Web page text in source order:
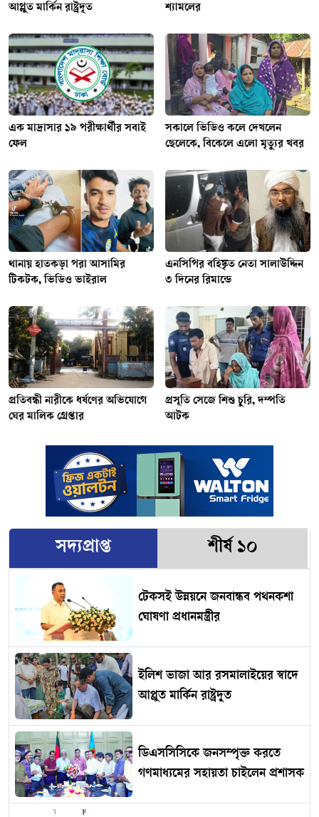
আপ্লুত মার্কিন রাষ্ট্রদূত
শ্যামলের
এক মাদ্রাসার ১৯ পরীক্ষার্থীর সবাই
ফেল
সকালে ভিডিও কলে দেখলেন
ছেলেকে, বিকেলে এলো মৃত্যুর খবর
থানায় হাতকড়া পরা আসামির
টিকটক, ভিডিও ভাইরাল
এনসিপির বহিষ্কৃত নেতা সালাউদ্দিন
৩ দিনের রিমান্ডে
প্রতিবন্ধী নারীকে ধর্ষণের অভিযোগে
ঘের মালিক গ্রেপ্তার
প্রসূতি সেজে শিশু চুরি, দম্পতি
আটক
সদ্যপ্রাপ্ত শীর্ষ ১০
টেকসই উন্নয়নে জনবান্ধব পথনকশা
ঘোষণা প্রধানমন্ত্রীর
ইলিশ ভাজা আর রসমালাইয়ের স্বাদে
আপ্লুত মার্কিন রাষ্ট্রদূত
ডিএসসিসিকে জনসম্পৃক্ত করতে
গণমাধ্যমের সহায়তা চাইলেন প্রশাসক